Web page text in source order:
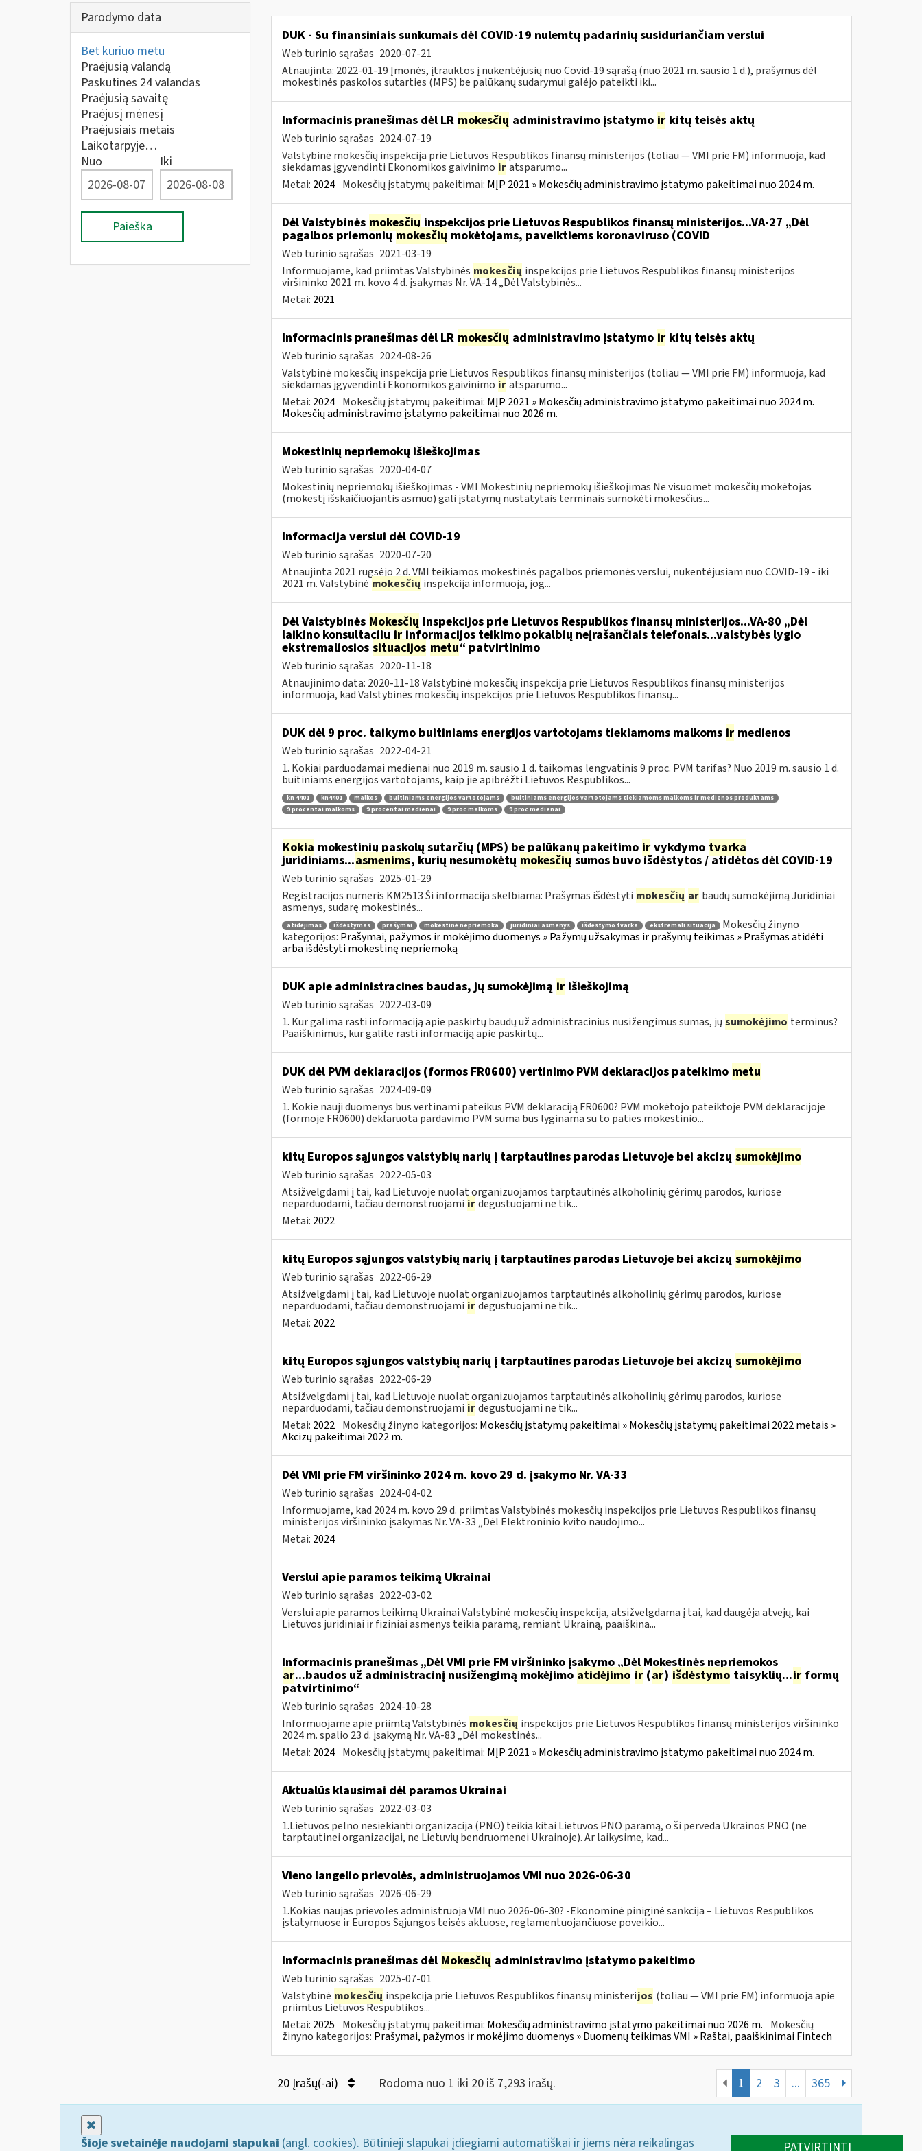
Parodymo data
Bet kuriuo metu
Praėjusią valandą
Paskutines 24 valandas
Praėjusią savaitę
Praėjusį mėnesį
Praėjusiais metais
Laikotarpyje…
Nuo
Iki
Paieška
DUK - Su finansiniais sunkumais dėl COVID-19 nulemtų padarinių susiduriančiam verslui
Web turinio sąrašas 2020-07-21
Atnaujinta: 2022-01-19 Įmonės, įtrauktos į nukentėjusių nuo Covid-19 sąrašą (nuo 2021 m. sausio 1 d.), prašymus dėl
mokestinės paskolos sutarties (MPS) be palūkanų sudarymui galėjo pateikti iki...
Informacinis pranešimas dėl LR mokesčių administravimo įstatymo irkitų teisės aktų
Web turinio sąrašas 2024-07-19
Valstybinė mokesčių inspekcija prie Lietuvos Respublikos finansų ministerijos (toliau — VMI prie FM) informuoja, kad
siekdamas įgyvendinti Ekonomikos gaivinimo ir atsparumo...
Metai: 2024 Mokesčių įstatymų pakeitimai: MĮP 2021 » Mokesčių administravimo įstatymo pakeitimai nuo 2024 m.
Dėl Valstybinės mokesčiųinspekcijos prie Lietuvos Respublikos finansų ministerijos...VA-27 „Dėl
pagalbos priemoniųmokesčių mokėtojams, paveiktiems koronaviruso (COVID
Web turinio sąrašas 2021-03-19
Informuojame, kad priimtas Valstybinės mokesčių inspekcijos prie Lietuvos Respublikos finansų ministerijos
viršininko 2021 m. kovo 4 d. įsakymas Nr. VA-14 „Dėl Valstybinės...
Metai: 2021
Informacinis pranešimas dėl LR mokesčių administravimo įstatymo irkitų teisės aktų
Web turinio sąrašas 2024-08-26
Valstybinė mokesčių inspekcija prie Lietuvos Respublikos finansų ministerijos (toliau — VMI prie FM) informuoja, kad
siekdamas įgyvendinti Ekonomikos gaivinimo ir atsparumo...
Metai: 2024 Mokesčių įstatymų pakeitimai: MĮP 2021 » Mokesčių administravimo įstatymo pakeitimai nuo 2024 m.
Mokesčių administravimo įstatymo pakeitimai nuo 2026 m.
Mokestinių nepriemokų išieškojimas
Web turinio sąrašas 2020-04-07
Mokestinių nepriemokų išieškojimas - VMI Mokestinių nepriemokų išieškojimas Ne visuomet mokesčių mokėtojas
(mokestį išskaičiuojantis asmuo) gali įstatymų nustatytais terminais sumokėti mokesčius...
Informacija verslui dėl COVID-19
Web turinio sąrašas 2020-07-20
Atnaujinta 2021 rugsėjo 2 d. VMI teikiamos mokestinės pagalbos priemonės verslui, nukentėjusiam nuo COVID-19 - iki
2021 m. Valstybinė mokesčių inspekcija informuoja, jog...
Dėl Valstybinės Mokesčių Inspekcijos prie Lietuvos Respublikos finansų ministerijos...VA-80 „Dėl
laikino konsultacijųirinformacijos teikimo pokalbių neįrašančiais telefonais...valstybės lygio
ekstremaliosios situacijos metu“ patvirtinimo
Web turinio sąrašas 2020-11-18
Atnaujinimo data: 2020-11-18 Valstybinė mokesčių inspekcija prie Lietuvos Respublikos finansų ministerijos
informuoja, kad Valstybinės mokesčių inspekcijos prie Lietuvos Respublikos finansų...
DUK dėl 9 proc. taikymo buitiniams energijos vartotojams tiekiamoms malkoms irmedienos
Web turinio sąrašas 2022-04-21
1. Kokiai parduodamai medienai nuo 2019 m. sausio 1 d. taikomas lengvatinis 9 proc. PVM tarifas? Nuo 2019 m. sausio 1 d.
buitiniams energijos vartotojams, kaip jie apibrėžti Lietuvos Respublikos...
kn 4401 kn4401 malkos buitiniams energijos vartotojams
buitiniams energijos vartotojams tiekiamoms malkoms ir medienos produktams
9 procentai malkoms
9 procentai medienai 9 proc malkoms 9 proc medienai
Kokia mokestinių paskolų sutarčių (MPS) be palūkanų pakeitimo irvykdymo tvarka
juridiniams...asmenims, kurių nesumokėtų mokesčių sumos buvo išdėstytos / atidėtos dėl COVID-19
Web turinio sąrašas 2025-01-29
Registracijos numeris KM2513 Ši informacija skelbiama: Prašymas išdėstyti mokesčių ar baudų sumokėjimą Juridiniai
asmenys, sudarę mokestinės...
atidėjimas išdėstymas prašymai mokestinė nepriemoka juridiniai asmenys išdėstymo tvarka ekstremali situacija
Mokesčių žinyno
kategorijos: Prašymai, pažymos ir mokėjimo duomenys » Pažymų užsakymas ir prašymų teikimas » Prašymas atidėti
arba išdėstyti mokestinę nepriemoką
DUK apie administracines baudas, jų sumokėjimą irišieškojimą
Web turinio sąrašas 2022-03-09
1. Kur galima rasti informaciją apie paskirtų baudų už administracinius nusižengimus sumas, jų sumokėjimo terminus?
Paaiškinimus, kur galite rasti informaciją apie paskirtų...
DUK dėl PVM deklaracijos (formos FR0600) vertinimo PVM deklaracijos pateikimo metu
Web turinio sąrašas 2024-09-09
1. Kokie nauji duomenys bus vertinami pateikus PVM deklaraciją FR0600? PVM mokėtojo pateiktoje PVM deklaracijoje
(formoje FR0600) deklaruota pardavimo PVM suma bus lyginama su to paties mokestinio...
kitų Europos sąjungos valstybių narių į tarptautines parodas Lietuvoje bei akcizų sumokėjimo
Web turinio sąrašas 2022-05-03
Atsižvelgdami į tai, kad Lietuvoje nuolat organizuojamos tarptautinės alkoholinių gėrimų parodos, kuriose
neparduodami, tačiau demonstruojami ir degustuojami ne tik...
Metai: 2022
kitų Europos sąjungos valstybių narių į tarptautines parodas Lietuvoje bei akcizų sumokėjimo
Web turinio sąrašas 2022-06-29
Atsižvelgdami į tai, kad Lietuvoje nuolat organizuojamos tarptautinės alkoholinių gėrimų parodos, kuriose
neparduodami, tačiau demonstruojami ir degustuojami ne tik...
Metai: 2022
kitų Europos sąjungos valstybių narių į tarptautines parodas Lietuvoje bei akcizų sumokėjimo
Web turinio sąrašas 2022-06-29
Atsižvelgdami į tai, kad Lietuvoje nuolat organizuojamos tarptautinės alkoholinių gėrimų parodos, kuriose
neparduodami, tačiau demonstruojami ir degustuojami ne tik...
Metai: 2022 Mokesčių žinyno kategorijos: Mokesčių įstatymų pakeitimai » Mokesčių įstatymų pakeitimai 2022 metais »
Akcizų pakeitimai 2022 m.
Dėl VMI prie FM viršininko 2024 m. kovo 29 d. įsakymo Nr. VA-33
Web turinio sąrašas 2024-04-02
Informuojame, kad 2024 m. kovo 29 d. priimtas Valstybinės mokesčių inspekcijos prie Lietuvos Respublikos finansų
ministerijos viršininko įsakymas Nr. VA-33 „Dėl Elektroninio kvito naudojimo...
Metai: 2024
Verslui apie paramos teikimą Ukrainai
Web turinio sąrašas 2022-03-02
Verslui apie paramos teikimą Ukrainai Valstybinė mokesčių inspekcija, atsižvelgdama į tai, kad daugėja atvejų, kai
Lietuvos juridiniai ir fiziniai asmenys teikia paramą, remiant Ukrainą, paaiškina...
Informacinis pranešimas „Dėl VMI prie FM viršininko įsakymo „Dėl Mokestinės nepriemokos
ar...baudos už administracinį nusižengimą mokėjimo atidėjimo ir(ar) išdėstymo taisyklių...irformų
patvirtinimo“
Web turinio sąrašas 2024-10-28
Informuojame apie priimtą Valstybinės mokesčių inspekcijos prie Lietuvos Respublikos finansų ministerijos viršininko
2024 m. spalio 23 d. įsakymą Nr. VA-83 „Dėl mokestinės...
Metai: 2024 Mokesčių įstatymų pakeitimai: MĮP 2021 » Mokesčių administravimo įstatymo pakeitimai nuo 2024 m.
Aktualūs klausimai dėl paramos Ukrainai
Web turinio sąrašas 2022-03-03
1.Lietuvos pelno nesiekianti organizacija (PNO) teikia kitai Lietuvos PNO paramą, o ši perveda Ukrainos PNO (ne
tarptautinei organizacijai, ne Lietuvių bendruomenei Ukrainoje). Ar laikysime, kad...
Vieno langelio prievolės, administruojamos VMI nuo 2026-06-30
Web turinio sąrašas 2026-06-29
1.Kokias naujas prievoles administruoja VMI nuo 2026-06-30? -Ekonominė piniginė sankcija – Lietuvos Respublikos
įstatymuose ir Europos Sąjungos teisės aktuose, reglamentuojančiuose poveikio...
Informacinis pranešimas dėl Mokesčių administravimo įstatymo pakeitimo
Web turinio sąrašas 2025-07-01
Valstybinė mokesčių inspekcija prie Lietuvos Respublikos finansų ministerijos (toliau — VMI prie FM) informuoja apie
priimtus Lietuvos Respublikos...
Metai: 2025 Mokesčių įstatymų pakeitimai: Mokesčių administravimo įstatymo pakeitimai nuo 2026 m. Mokesčių
žinyno kategorijos: Prašymai, pažymos ir mokėjimo duomenys » Duomenų teikimas VMI » Raštai, paaiškinimai Fintech
20 Įrašų(-ai) Rodoma nuo 1 iki 20 iš 7,293 irašų. 1 2 3 ... 365
Šioje svetainėje naudojami slapukai (angl. cookies). Būtinieji slapukai įdiegiami automatiškai ir jiems nėra reikalingas PATVIRTINTI